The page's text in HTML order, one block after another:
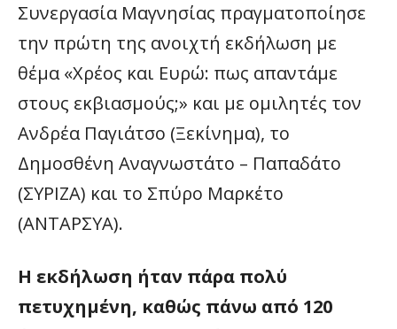
Συνεργασία Μαγνησίας πραγματοποίησε
την πρώτη της ανοιχτή εκδήλωση με
θέμα «Χρέος και Ευρώ: πως απαντάμε
στους εκβιασμούς;» και με ομιλητές τον
Ανδρέα Παγιάτσο (Ξεκίνημα), το
Δημοσθένη Αναγνωστάτο – Παπαδάτο
(ΣΥΡΙΖΑ) και το Σπύρο Μαρκέτο
(ΑΝΤΑΡΣΥΑ).
Η εκδήλωση ήταν πάρα πολύ
πετυχημένη, καθώς πάνω από 120